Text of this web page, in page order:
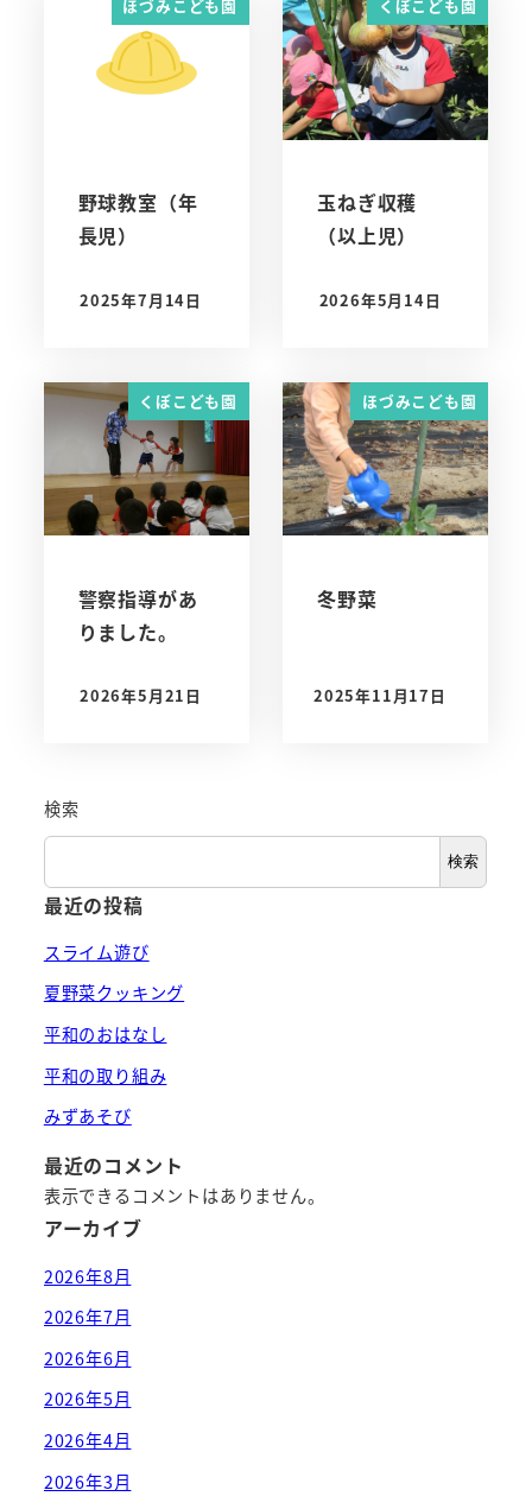
ほづみこども園
野球教室（年
長児）
投稿日
2025年7月14日
くぼこども園
玉ねぎ収穫
（以上児）
投稿日
2026年5月14日
くぼこども園
警察指導があ
りました。
投稿日
2026年5月21日
ほづみこども園
冬野菜
投稿日
2025年11月17日
検索
検索
最近の投稿
スライム遊び
夏野菜クッキング
平和のおはなし
平和の取り組み
みずあそび
最近のコメント
表示できるコメントはありません。
アーカイブ
2026年8月
2026年7月
2026年6月
2026年5月
2026年4月
2026年3月